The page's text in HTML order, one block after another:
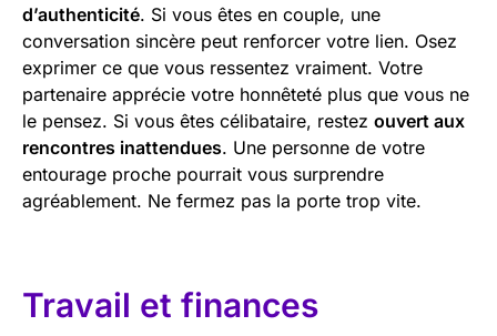
d’authenticité. Si vous êtes en couple, une
conversation sincère peut renforcer votre lien. Osez
exprimer ce que vous ressentez vraiment. Votre
partenaire apprécie votre honnêteté plus que vous ne
le pensez. Si vous êtes célibataire, restez ouvert aux
rencontres inattendues. Une personne de votre
entourage proche pourrait vous surprendre
agréablement. Ne fermez pas la porte trop vite.
Travail et finances